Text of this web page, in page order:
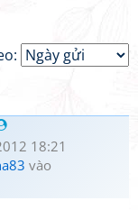
18:21
vào